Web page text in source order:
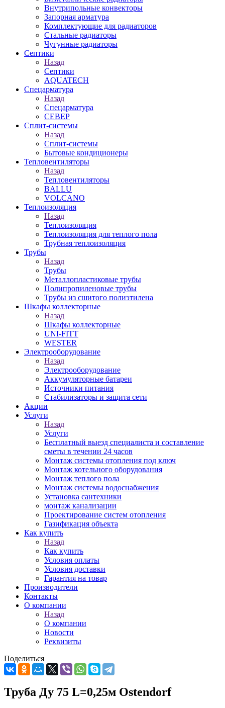
Внутрипольные конвекторы
Запорная арматура
Комплектующие для радиаторов
Стальные радиаторы
Чугунные радиаторы
Септики
Назад
Септики
AQUATECH
Спецарматура
Назад
Спецарматура
СЕВЕР
Сплит-системы
Назад
Сплит-системы
Бытовые кондиционеры
Тепловентиляторы
Назад
Тепловентиляторы
BALLU
VOLCANO
Теплоизоляция
Назад
Теплоизоляция
Теплоизоляция для теплого пола
Трубная теплоизоляция
Трубы
Назад
Трубы
Металлопластиковые трубы
Полипропиленовые трубы
Трубы из сшитого полиэтилена
Шкафы коллекторные
Назад
Шкафы коллекторные
UNI-FITT
WESTER
Электрооборудование
Назад
Электрооборудование
Аккумуляторные батареи
Источники питания
Стабилизаторы и защита сети
Акции
Услуги
Назад
Услуги
Бесплатный выезд специалиста и составление
сметы в течении 24 часов
Монтаж системы отопления под ключ
Монтаж котельного оборудования
Монтаж теплого пола
Монтаж системы водоснабжения
Установка сантехники
монтаж канализации
Проектирование систем отопления
Газификация объекта
Как купить
Назад
Как купить
Условия оплаты
Условия доставки
Гарантия на товар
Производители
Контакты
О компании
Назад
О компании
Новости
Реквизиты
Поделиться
Труба Ду 75 L=0,25м Ostendorf